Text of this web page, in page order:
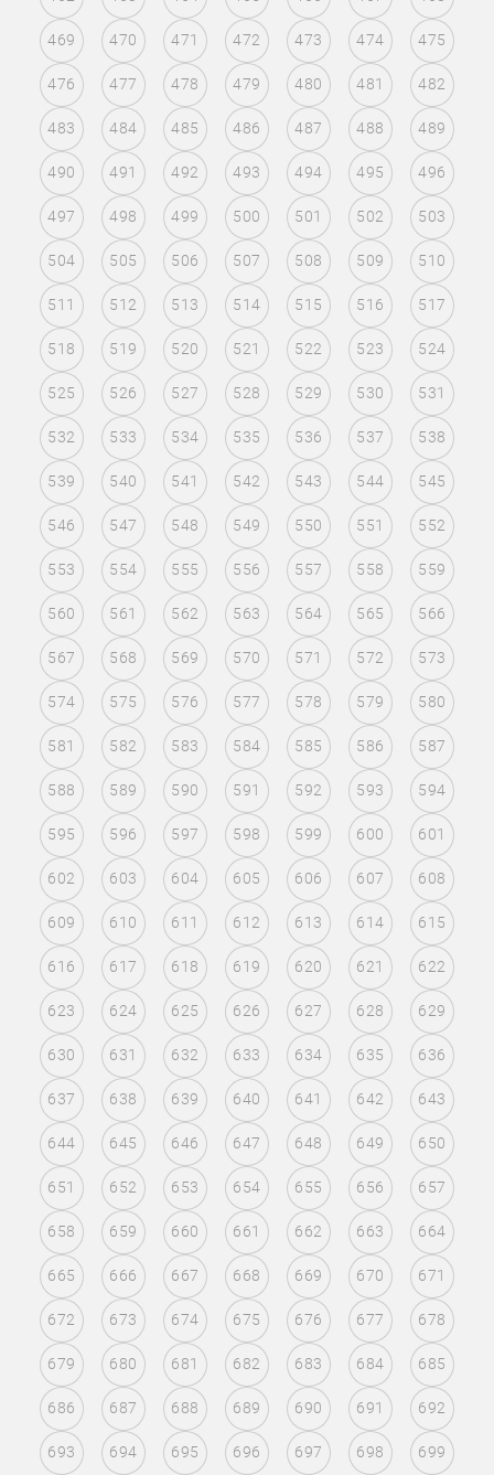
469 470 471 472 473 474 475
476 477 478 479 480 481 482
483 484 485 486 487 488 489
490 491 492 493 494 495 496
497 498 499 500 501 502 503
504 505 506 507 508 509 510
511 512 513 514 515 516 517
518 519 520 521 522 523 524
525 526 527 528 529 530 531
532 533 534 535 536 537 538
539 540 541 542 543 544 545
546 547 548 549 550 551 552
553 554 555 556 557 558 559
560 561 562 563 564 565 566
567 568 569 570 571 572 573
574 575 576 577 578 579 580
581 582 583 584 585 586 587
588 589 590 591 592 593 594
595 596 597 598 599 600 601
602 603 604 605 606 607 608
609 610 611 612 613 614 615
616 617 618 619 620 621 622
623 624 625 626 627 628 629
630 631 632 633 634 635 636
637 638 639 640 641 642 643
644 645 646 647 648 649 650
651 652 653 654 655 656 657
658 659 660 661 662 663 664
665 666 667 668 669 670 671
672 673 674 675 676 677 678
679 680 681 682 683 684 685
686 687 688 689 690 691 692
693 694 695 696 697 698 699